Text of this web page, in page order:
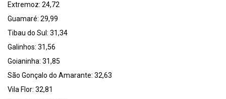
Extremoz: 24,72
Guamaré: 29,99
Tibau do Sul: 31,34
Galinhos: 31,56
Goianinha: 31,85
São Gonçalo do Amarante: 32,63
Vila Flor: 32,81